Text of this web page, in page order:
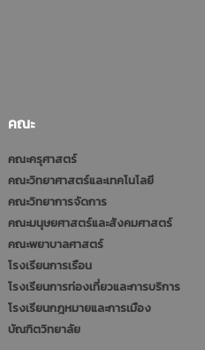
คณะ
คณะครุศาสตร์
คณะวิทยาศาสตร์และเทคโนโลยี
คณะวิทยาการจัดการ
คณะมนุษยศาสตร์และสังคมศาสตร์
คณะพยาบาลศาสตร์
โรงเรียนการเรือน
โรงเรียนการท่องเที่ยวและการบริการ
โรงเรียนกฎหมายและการเมือง
บัณฑิตวิทยาลัย